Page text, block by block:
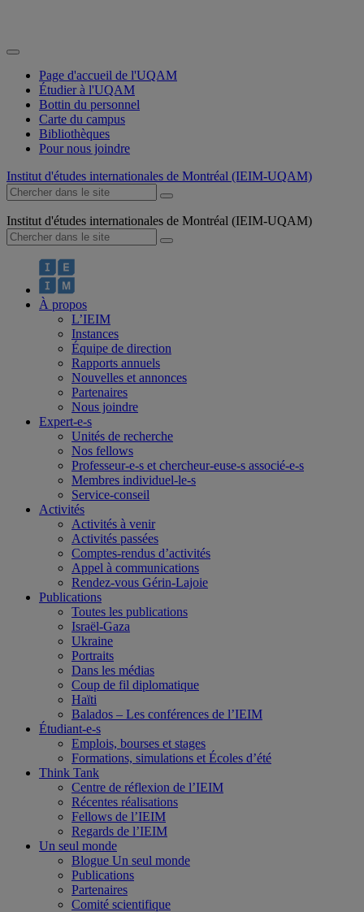
Page d'accueil de l'UQAM
Étudier à l'UQAM
Bottin du personnel
Carte du campus
Bibliothèques
Pour nous joindre
Institut d'études internationales de Montréal (IEIM-UQAM)
Institut d'études internationales de Montréal (IEIM-UQAM)
À propos
L’IEIM
Instances
Équipe de direction
Rapports annuels
Nouvelles et annonces
Partenaires
Nous joindre
Expert-e-s
Unités de recherche
Nos fellows
Professeur-e-s et chercheur-euse-s associé-e-s
Membres individuel-le-s
Service-conseil
Activités
Activités à venir
Activités passées
Comptes-rendus d’activités
Appel à communications
Rendez-vous Gérin-Lajoie
Publications
Toutes les publications
Israël-Gaza
Ukraine
Portraits
Dans les médias
Coup de fil diplomatique
Haïti
Balados – Les conférences de l’IEIM
Étudiant-e-s
Emplois, bourses et stages
Formations, simulations et Écoles d’été
Think Tank
Centre de réflexion de l’IEIM
Récentes réalisations
Fellows de l’IEIM
Regards de l’IEIM
Un seul monde
Blogue Un seul monde
Publications
Partenaires
Comité scientifique